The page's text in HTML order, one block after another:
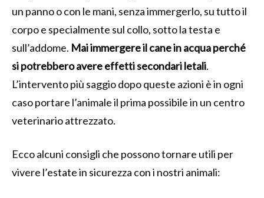
un panno o con le mani, senza immergerlo, su tutto il
corpo e specialmente sul collo, sotto la testa e
sull’addome. Mai immergere il cane in acqua perché
si potrebbero avere effetti secondari letali.
L’intervento più saggio dopo queste azioni è in ogni
caso portare l’animale il prima possibile in un centro
veterinario attrezzato.
Ecco alcuni consigli che possono tornare utili per
vivere l’estate in sicurezza con i nostri animali: